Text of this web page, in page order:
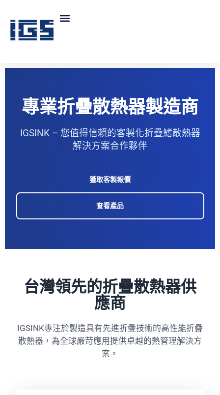
專業折疊散熱器製造商
IGSINK – 您值得信賴的客製化折疊鰭散熱器
解決方案合作夥伴
獲取客製報價
查看產品
台灣領先的折疊散熱器供
應商
IGSINK專注於製造具有先進折疊技術的高性能折疊
散熱器，為全球嚴苛應用提供卓越的熱管理解決方
案。